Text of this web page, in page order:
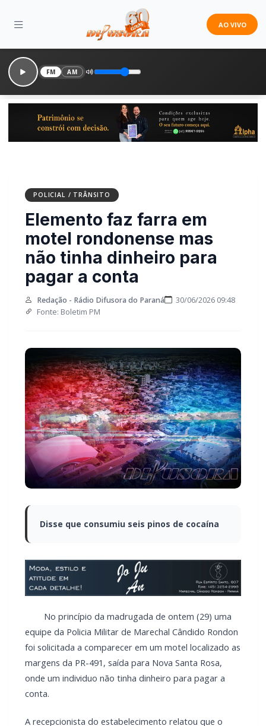
AO VIVO
FM AM
POLICIAL / TRÂNSITO
Elemento faz farra em
motel rondonense mas
não tinha dinheiro para
pagar a conta
Redação - Rádio Difusora do Paraná
30/06/2026 09:48
Fonte: Boletim PM
Disse que consumiu seis pinos de cocaína
No princípio da madrugada de ontem (29) uma
equipe da Policia Militar de Marechal Cândido Rondon
foi solicitada a comparecer em um motel localizado as
margens da PR-491, saída para Nova Santa Rosa,
onde um individuo não tinha dinheiro para pagar a
conta.
A recepcionista do estabelecimento relatou que o
cliente deu entrada às 11 horas e 41 minutos de
e 55 minutos de ontem, dia 29, totalizando 14 horas e